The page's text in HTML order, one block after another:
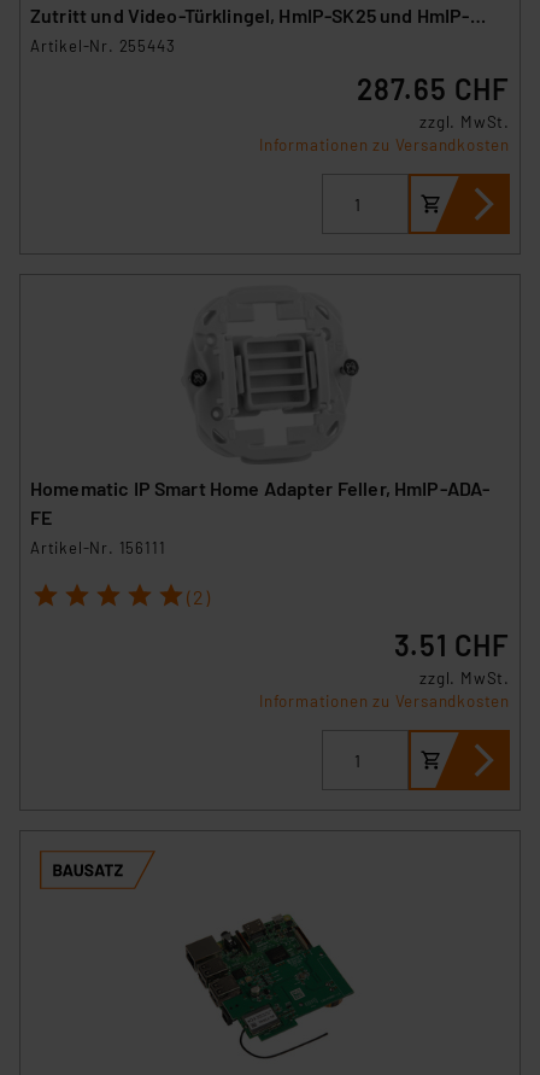
Zutritt und Video-Türklingel, HmIP-SK25 und HmIP-
CODB
Artikel-Nr. 255443
287.65 CHF
zzgl. MwSt.
Informationen zu Versandkosten
Homematic IP Smart Home Adapter Feller, HmIP-ADA-
FE
Artikel-Nr. 156111
1 2 3 4 5 (2)
3.51 CHF
zzgl. MwSt.
Informationen zu Versandkosten